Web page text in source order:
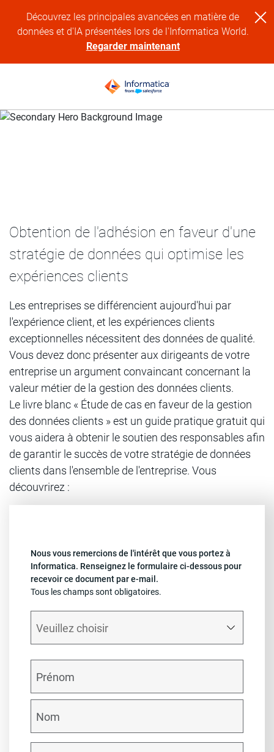
Découvrez les principales avancées en matière de
données et d'IA présentées lors de l'Informatica World.
Regarder maintenant
Obtention de l'adhésion en faveur d'une
stratégie de données qui optimise les
expériences clients
Les entreprises se différencient aujourd'hui par
l'expérience client, et les expériences clients
exceptionnelles nécessitent des données de qualité.
Vous devez donc présenter aux dirigeants de votre
entreprise un argument convaincant concernant la
valeur métier de la gestion des données clients.
Le livre blanc « Étude de cas en faveur de la gestion
des données clients » est un guide pratique gratuit qui
vous aidera à obtenir le soutien des responsables afin
de garantir le succès de votre stratégie de données
clients dans l'ensemble de l'entreprise. Vous
découvrirez :
Nous vous remercions de l'intérêt que vous portez à
Informatica. Renseignez le formulaire ci-dessous pour
recevoir ce document par e-mail.
Tous les champs sont obligatoires.